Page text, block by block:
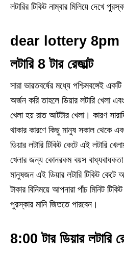
লটারির টিকিট নাম্বার মিলিয়ে দেখে
dear lottery 8pm
লটারি 8 টার রেজাল্ট
সারা ভারতবর্ষের মধ্যে পশ্চিমবঙ্গেই
অর্জন করি তাহলে ডিয়ার লটারি খেলা
খেলা হয় রাত আটটার খেলা। কারণ
থাকার কারণে কিছু মানুষ সকাল থেকে
ডিয়ার লটারি টিকিট কেটে এই লটারি
খেলার জন্য কোনরকম বয়স
মানুষজন এই ডিয়ার লটারি টিকিট
টাকার বিনিময়ে আপনারা পাঁচ মিনিট
পুরস্কার মানি জিততে পারবেন।
8:00 টার ডিয়ার লটারি